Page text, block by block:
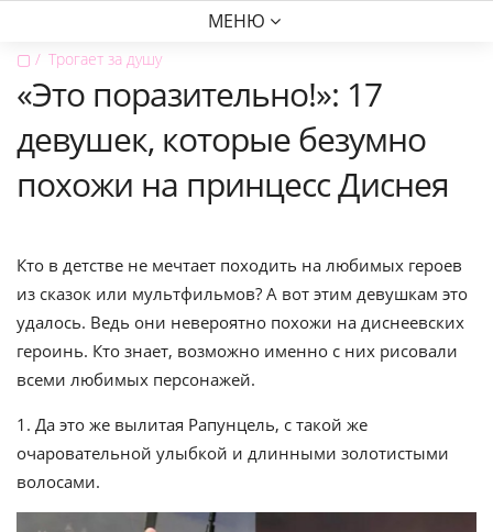
МЕНЮ
▢ Трогает за душу
«Это поразительно!»: 17
девушек, которые безумно
похожи на принцесс Диснея
Кто в детстве не мечтает походить на любимых героев
из сказок или мультфильмов? А вот этим девушкам это
удалось. Ведь они невероятно похожи на диснеевских
героинь. Кто знает, возможно именно с них рисовали
всеми любимых персонажей.
1. Да это же вылитая Рапунцель, с такой же
очаровательной улыбкой и длинными золотистыми
волосами.